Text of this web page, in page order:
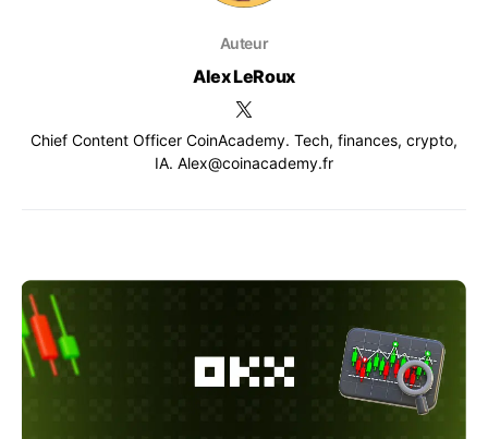
Auteur
Alex LeRoux
Chief Content Officer CoinAcademy. Tech, finances, crypto,
IA. Alex@coinacademy.fr